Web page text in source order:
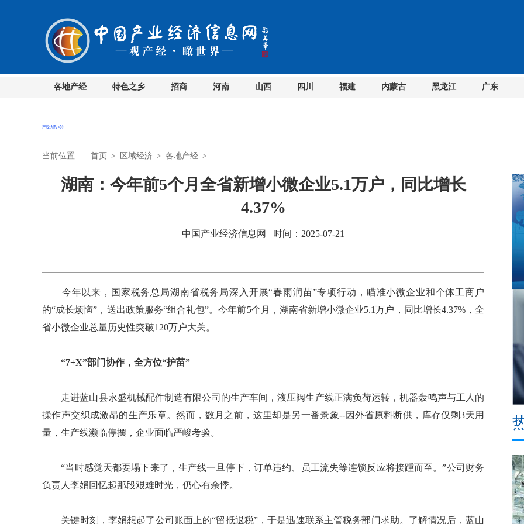
各地产经 特色之乡 招商 河南 山西 四川 福建 内蒙古 黑龙江 广东
当前位置 首页 > 区域经济 > 各地产经 >
湖南：今年前5个月全省新增小微企业5.1万户，同比增长
4.37%
中国产业经济信息网 时间：2025-07-21
今年以来，国家税务总局湖南省税务局深入开展“春雨润苗”专项行动，瞄准小微企业和个体工商户
的“成长烦恼”，送出政策服务“组合礼包”。今年前5个月，湖南省新增小微企业5.1万户，同比增长4.37%，全
省小微企业总量历史性突破120万户大关。
“7+X”部门协作，全方位“护苗”
走进蓝山县永盛机械配件制造有限公司的生产车间，液压阀生产线正满负荷运转，机器轰鸣声与工人的
操作声交织成激昂的生产乐章。然而，数月之前，这里却是另一番景象--因外省原料断供，库存仅剩3天用
量，生产线濒临停摆，企业面临严峻考验。
“当时感觉天都要塌下来了，生产线一旦停下，订单违约、员工流失等连锁反应将接踵而至。”公司财务
负责人李娟回忆起那段艰难时光，仍心有余悸。
关键时刻，李娟想起了公司账面上的“留抵退税”，于是迅速联系主管税务部门求助。了解情况后，蓝山